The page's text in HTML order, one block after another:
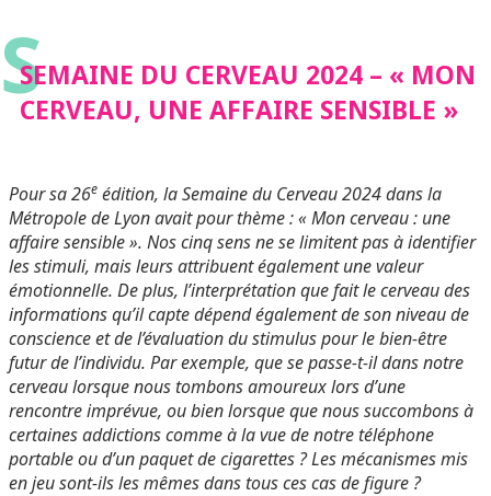
S
SEMAINE DU CERVEAU 2024 – « MON
CERVEAU, UNE AFFAIRE SENSIBLE »
Pour sa 26e édition, la Semaine du Cerveau 2024 dans la
Métropole de Lyon avait pour thème : « Mon cerveau : une
affaire sensible ». Nos cinq sens ne se limitent pas à identifier
les stimuli, mais leurs attribuent également une valeur
émotionnelle. De plus, l’interprétation que fait le cerveau des
informations qu’il capte dépend également de son niveau de
conscience et de l’évaluation du stimulus pour le bien-être
futur de l’individu. Par exemple, que se passe-t-il dans notre
cerveau lorsque nous tombons amoureux lors d’une
rencontre imprévue, ou bien lorsque que nous succombons à
certaines addictions comme à la vue de notre téléphone
portable ou d’un paquet de cigarettes ? Les mécanismes mis
en jeu sont-ils les mêmes dans tous ces cas de figure ?